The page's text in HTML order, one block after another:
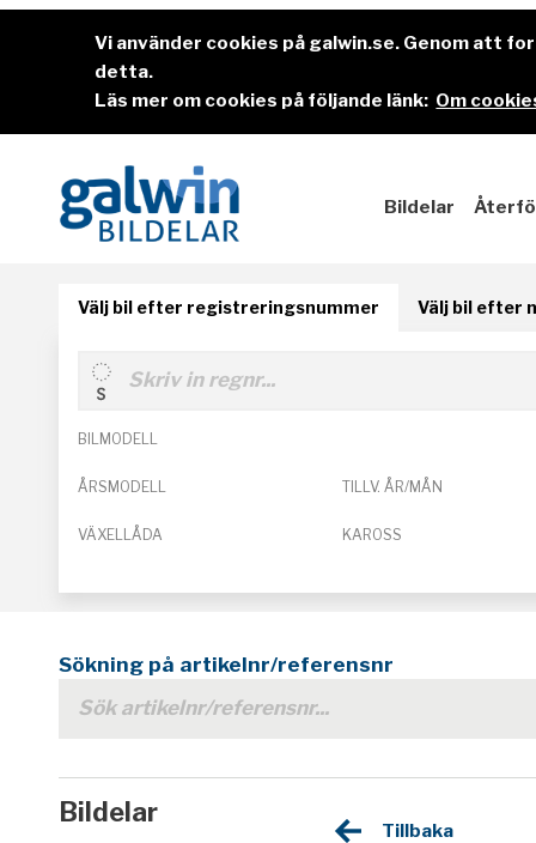
Vi använder cookies på galwin.se. Genom att
detta.
Läs mer om cookies på följande länk: Om
Bildelar
Välj bil efter registreringsnummer Välj bil efter
BILMODELL
ÅRSMODELL TILLV. ÅR/MÅN
VÄXELLÅDA KAROSS
Sökning på artikelnr/referensnr
Bildelar
Tillbaka